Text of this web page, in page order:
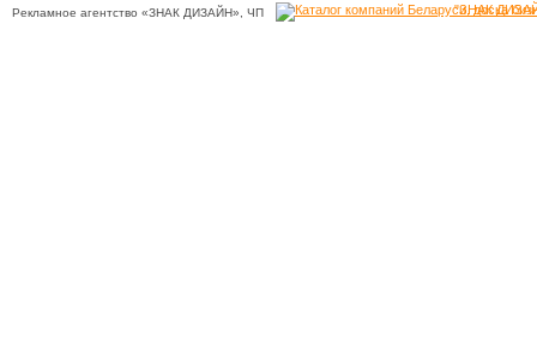
Рекламное агентство «ЗНАК ДИЗАЙН», ЧП "ЗНАК